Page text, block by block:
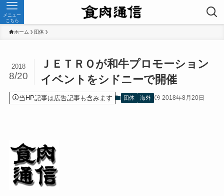
メニュー
こちら
ホーム 団体
ＪＥＴＲＯが和牛プロモーション
イベントをシドニーで開催
2018
8/20
当HP記事は広告記事も含みます 団体 海外 2018年8月20日